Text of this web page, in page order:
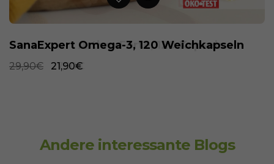
SanaExpert Omega-3, 120 Weichkapseln
29,90€ 21,90€
Andere interessante Blogs